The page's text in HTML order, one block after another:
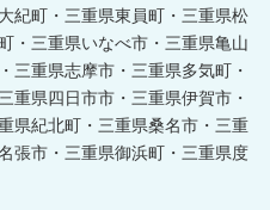
紀町・三重県東員町・三重県松
・三重県いなべ市・三重県亀山
三重県志摩市・三重県多気町・
重県四日市市・三重県伊賀市・
県紀北町・三重県桑名市・三重
張市・三重県御浜町・三重県度